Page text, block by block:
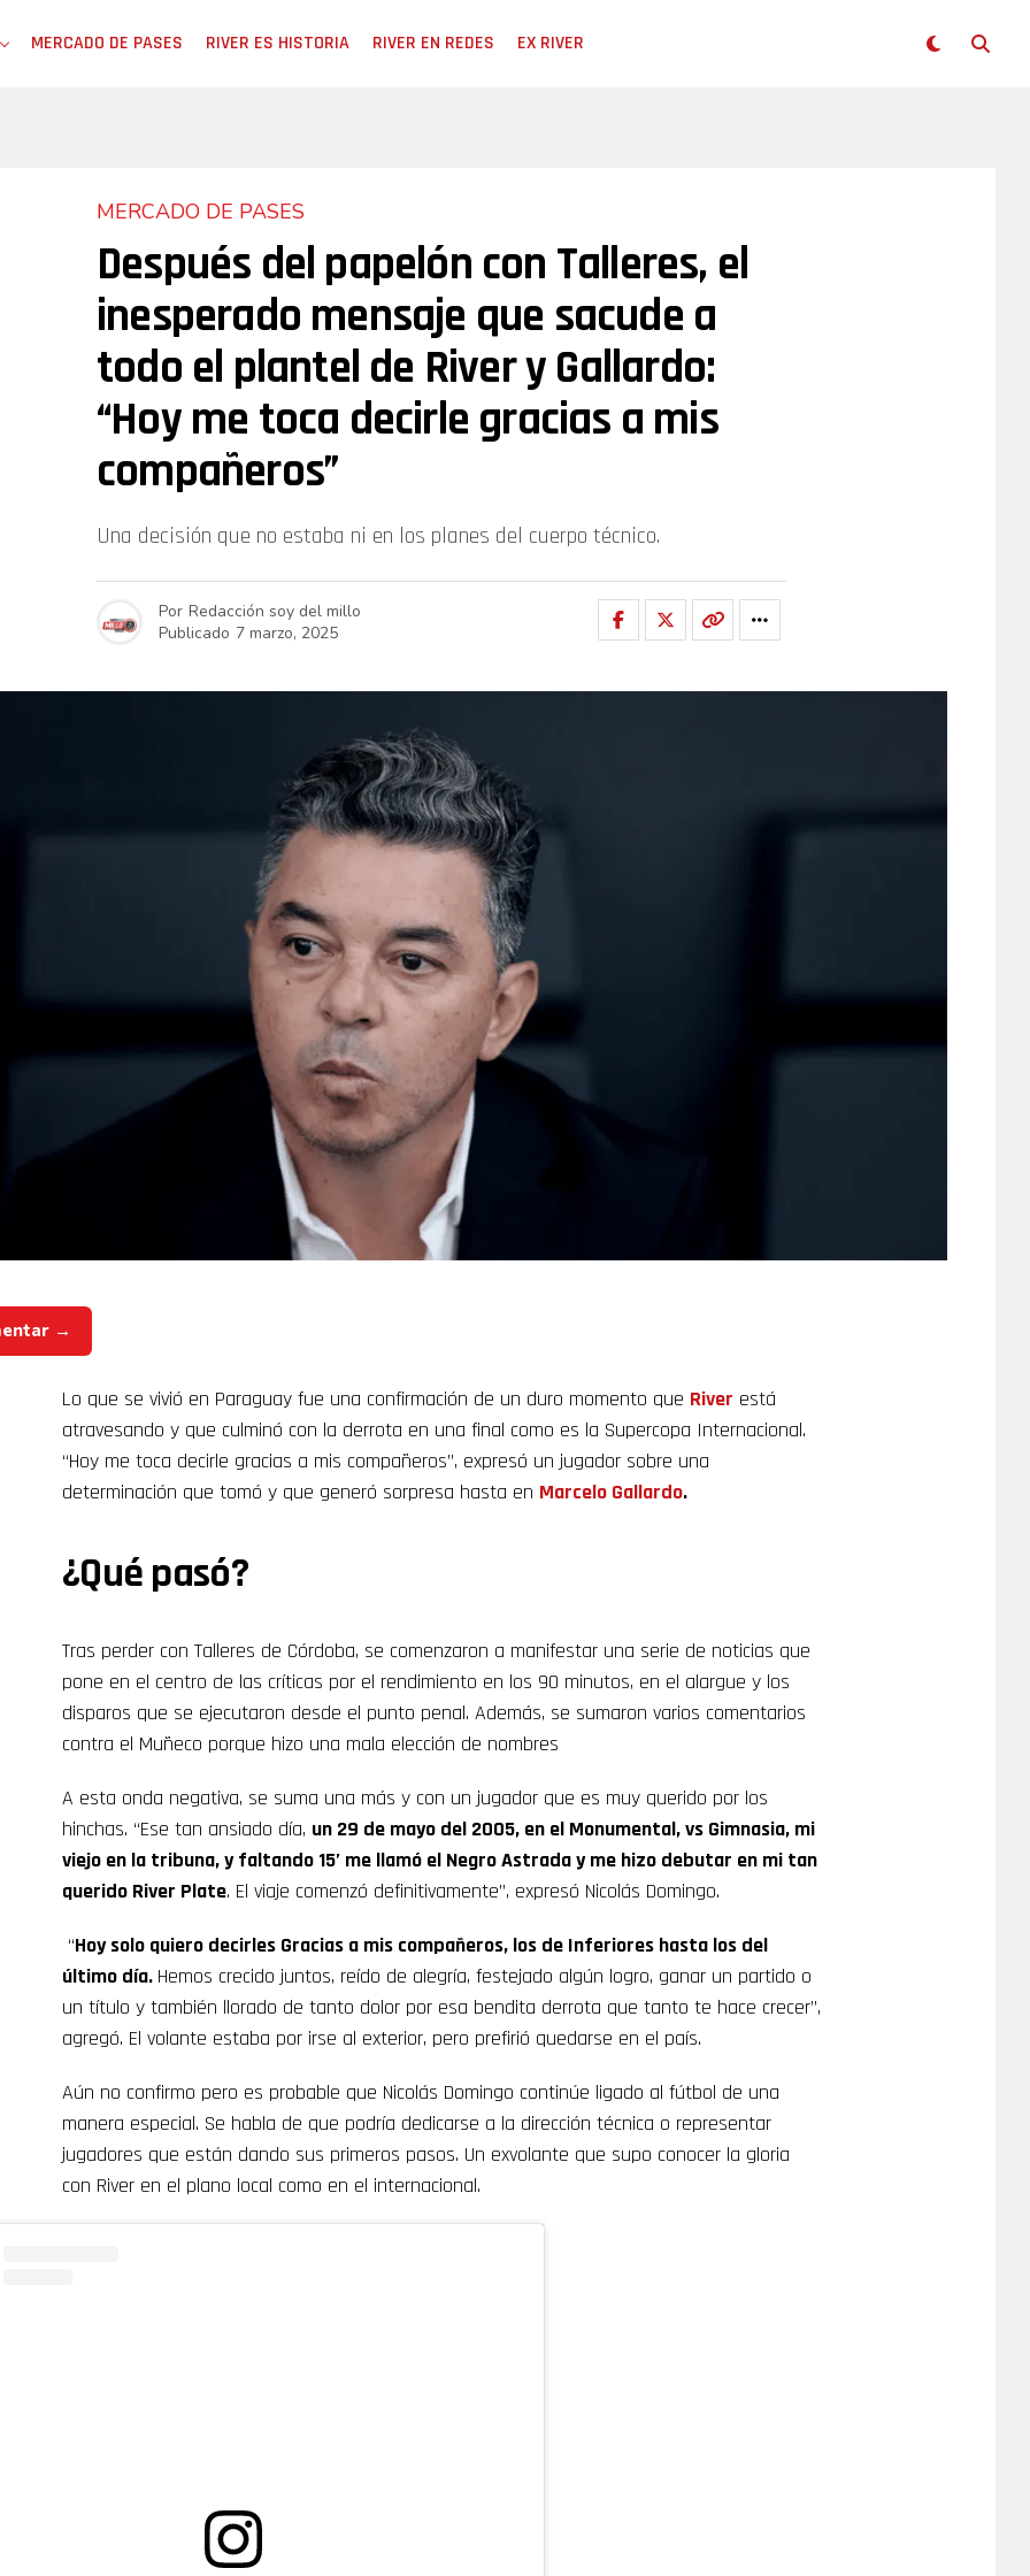
MERCADO DE PASES RIVER ES HISTORIA RIVER EN REDES EX RIVER
MERCADO DE PASES
Después del papelón con Talleres, el
inesperado mensaje que sacude a
todo el plantel de River y Gallardo:
“Hoy me toca decirle gracias a mis
compañeros”
Una decisión que no estaba ni en los planes del cuerpo técnico.
Por Redacción soy del millo
Publicado 7 marzo, 2025
→
Lo que se vivió en Paraguay fue una confirmación de un duro momento que River está
atravesando y que culminó con la derrota en una final como es la Supercopa Internacional.
“Hoy me toca decirle gracias a mis compañeros”, expresó un jugador sobre una
determinación que tomó y que generó sorpresa hasta en Marcelo Gallardo.
¿Qué pasó?
Tras perder con Talleres de Córdoba, se comenzaron a manifestar una serie de noticias que
pone en el centro de las críticas por el rendimiento en los 90 minutos, en el alargue y los
disparos que se ejecutaron desde el punto penal. Además, se sumaron varios comentarios
contra el Muñeco porque hizo una mala elección de nombres
A esta onda negativa, se suma una más y con un jugador que es muy querido por los
hinchas. “Ese tan ansiado día, un 29 de mayo del 2005, en el Monumental, vs Gimnasia, mi
viejo en la tribuna, y faltando 15’ me llamó el Negro Astrada y me hizo debutar en mi tan
querido River Plate. El viaje comenzó definitivamente”, expresó Nicolás Domingo.
“Hoy solo quiero decirles Gracias a mis compañeros, los de Inferiores hasta los del
último día. Hemos crecido juntos, reído de alegría, festejado algún logro, ganar un partido o
un título y también llorado de tanto dolor por esa bendita derrota que tanto te hace crecer”,
agregó. El volante estaba por irse al exterior, pero prefirió quedarse en el país.
Aún no confirmo pero es probable que Nicolás Domingo continúe ligado al fútbol de una
manera especial. Se habla de que podría dedicarse a la dirección técnica o representar
jugadores que están dando sus primeros pasos. Un exvolante que supo conocer la gloria
con River en el plano local como en el internacional.